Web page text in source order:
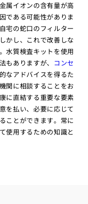
属イオンの含有量が高
である可能性がありま
宅の蛇口のフィルター
かし、これで改善しな
水質検査キットを使用
もありますが、 コンセ
なアドバイスを得るた
関に相談することをお
に直結する重要な要素
を払い、必要に応じて
ことができます。常に
使用するための知識と